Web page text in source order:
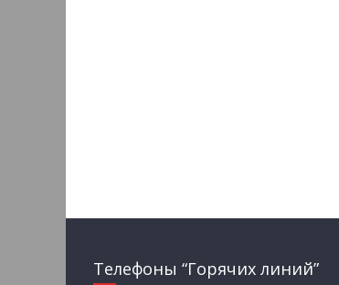
Телефоны “Горячих линий”